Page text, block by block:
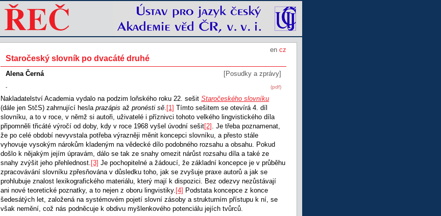
en cz
Staročeský slovník po dvacáté druhé
Alena Černá [Posudky a zprávy]
(pdf)
-
Nakladatelství Academia vydalo na podzim loňského roku 22. sešit Staročeského slovníku
(dále jen StčS) zahrnující hesla prazápis až pronésti sě. [1] Tímto sešitem se otevírá 4. díl
slovníku, a to v roce, v němž si autoři, uživatelé i příznivci tohoto velkého lingvistického díla
připomněli třicáté výročí od doby, kdy v roce 1968 vyšel úvodní sešit[2] . Je třeba poznamenat,
že po celé období nevyvstala potřeba výrazněji měnit koncepci slovníku, a přesto stále
vyhovuje vysokým nárokům kladeným na vědecké dílo podobného rozsahu a obsahu. Pokud
došlo k nějakým jejím úpravám, dálo se tak ze snahy omezit nárůst rozsahu díla a také ze
snahy zvýšit jeho přehlednost. [3] Je pochopitelné a žádoucí, že základní koncepce je v průběhu
zpracovávání slovníku zpřesňována v důsledku toho, jak se zvyšuje praxe autorů a jak se
prohlubuje znalost lexikografického materiálu, který mají k dispozici. Bez odezvy nezůstávají
ani nové teoretické poznatky, a to nejen z oboru lingvistiky. [4] Podstata koncepce z konce
šedesátých let, založená na systémovém pojetí slovní zásoby a strukturním přístupu k ní, se
však nemění, což nás podněcuje k obdivu myšlenkového potenciálu jejích tvůrců.